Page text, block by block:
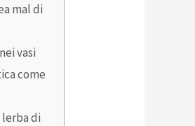
mal di
vasi
come
di